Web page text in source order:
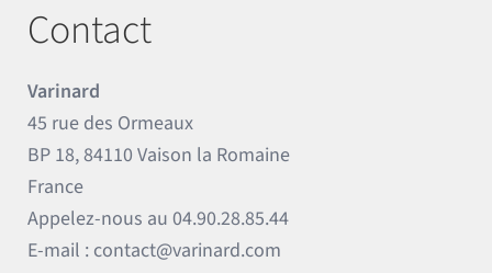
Contact
Varinard
45 rue des Ormeaux
BP 18, 84110 Vaison la Romaine
France
Appelez-nous au04.90.28.85.44
E-mail : contact@varinard.com